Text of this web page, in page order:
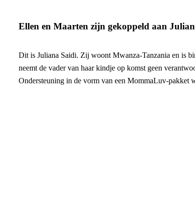
Ellen en Maarten zijn gekoppeld aan
Dit is Juliana Saidi. Zij woont Mwanza-Tanzania en is
neemt de vader van haar kindje op komst geen
Ondersteuning in de vorm van een MommaLuv-pakket